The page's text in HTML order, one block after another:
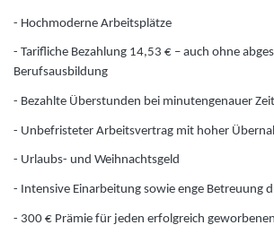
- Hochmoderne Arbeitsplätze
- Tarifliche Bezahlung 14,53 € – auch ohne
Berufsausbildung
- Bezahlte Überstunden bei minutengenauer
- Unbefristeter Arbeitsvertrag mit hoher
- Urlaubs- und Weihnachtsgeld
- Intensive Einarbeitung sowie enge Betreuung
- 300 € Prämie für jeden erfolgreich